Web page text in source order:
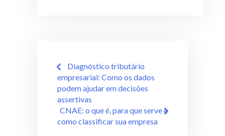
Diagnóstico tributário
empresarial: Como os dados
podem ajudar em decisões
assertivas
CNAE: o que é, para que serve e
como classificar sua empresa